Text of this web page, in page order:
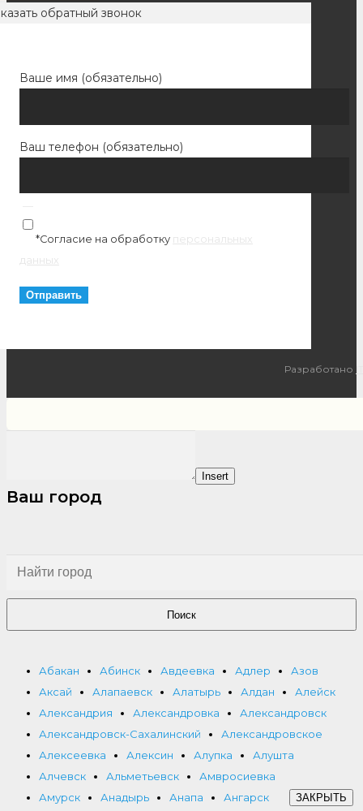
обратный звонок
Ваше имя (обязательно)
Ваш телефон (обязательно)
*Согласие на обработку персональных
данных
Разработано
Insert
Ваш город
Поиск
Абакан Абинск Авдеевка Адлер
Азов
Аксай
Алапаевск Алатырь Алдан
Алейск
Александрия
Александровка
Александровск
Александровск-Сахалинский
Александровское
Алексеевка
Алексин Алупка
Алушта
Алчевск
Альметьевск
Амвросиевка
Амурск
Анадырь Анапа
Ангарск
ЗАКРЫТЬ